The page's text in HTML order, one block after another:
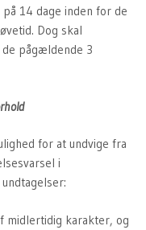
14 dage inden for de
Dog skal
pågældende 3
for at undvige fra
i
midlertidig karakter, og